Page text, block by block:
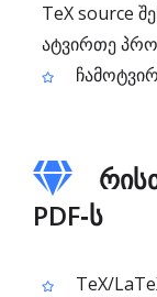
TeX source
ატვირთე
PDF‑ს
TeX/